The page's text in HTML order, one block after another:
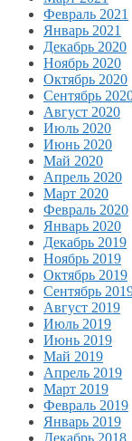
Февраль 2021
Январь 2021
Декабрь 2020
Ноябрь 2020
Октябрь 2020
Сентябрь
Август 2020
Июль 2020
Июнь 2020
Май 2020
Апрель 2020
Март 2020
Февраль 2020
Январь 2020
Декабрь 2019
Ноябрь 2019
Октябрь 2019
Сентябрь
Август 2019
Июль 2019
Июнь 2019
Май 2019
Апрель 2019
Март 2019
Февраль 2019
Январь 2019
Декабрь 2018